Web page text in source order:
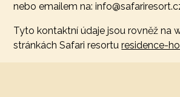
nebo emailem na:
Tyto kontaktní údaje jsou rovněž na
stránkách Safari resorturesidence-